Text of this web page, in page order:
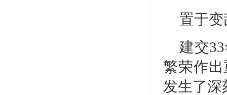
置于
建交
繁荣作
发生了深